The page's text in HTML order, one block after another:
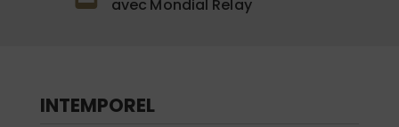
avec Mondial Relay
INTEMPOREL